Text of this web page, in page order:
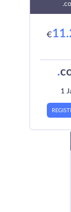
€
.
1